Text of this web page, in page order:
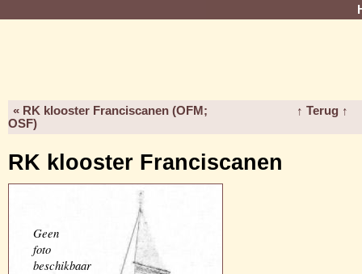
« RK klooster Franciscanen (OFM;
OSF)
↑ Terug ↑
RK klooster Franciscanen
Geen
foto
beschikbaar